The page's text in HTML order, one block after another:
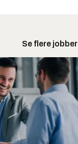
Se flere jobber